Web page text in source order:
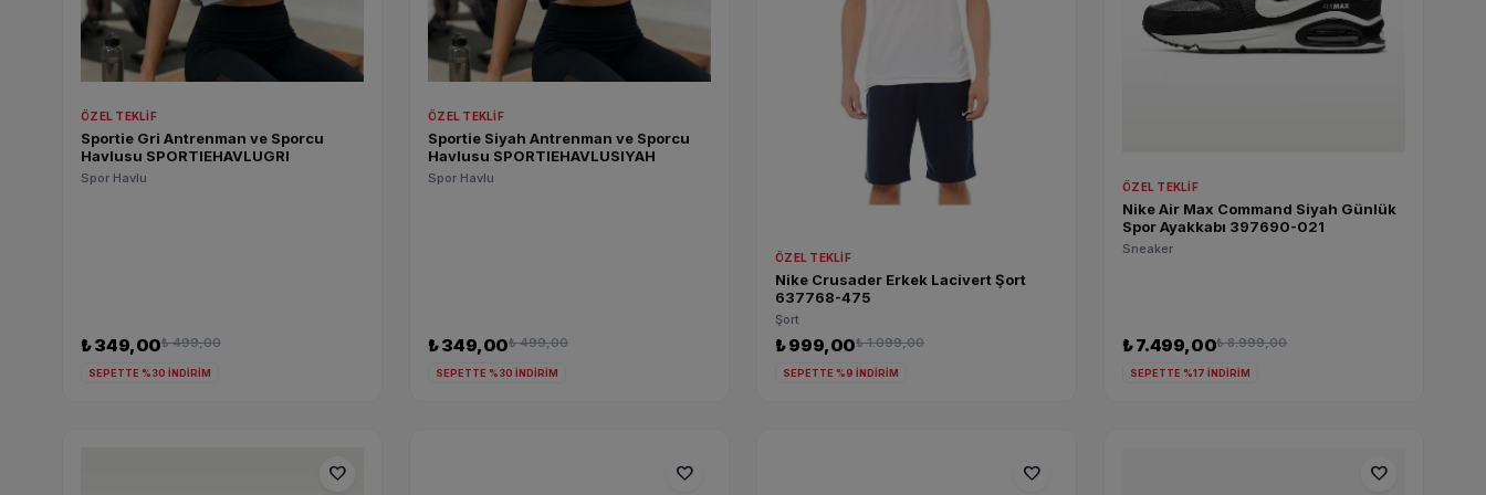
ÖZEL TEKLIF
Sportie Gri Antrenman ve Sporcu
Havlusu SPORTIEHAVLUGRI
Spor Havlu
₺ 349,00₺ 499,00
SEPETTE %30 İNDİRİM
ÖZEL TEKLIF
Sportie Siyah Antrenman ve Sporcu
Havlusu SPORTIEHAVLUSIYAH
Spor Havlu
₺ 349,00₺ 499,00
SEPETTE %30 İNDİRİM
ÖZEL TEKLIF
Nike Crusader Erkek Lacivert Şort
637768-475
Şort
₺ 999,00₺ 1.099,00
SEPETTE %9 İNDİRİM
ÖZEL TEKLIF
Nike Air Max Command Siyah Günlük
Spor Ayakkabı 397690-021
Sneaker
₺ 7.499,00₺ 8.999,00
SEPETTE %17 İNDİRİM
favorite favorite favorite favorite